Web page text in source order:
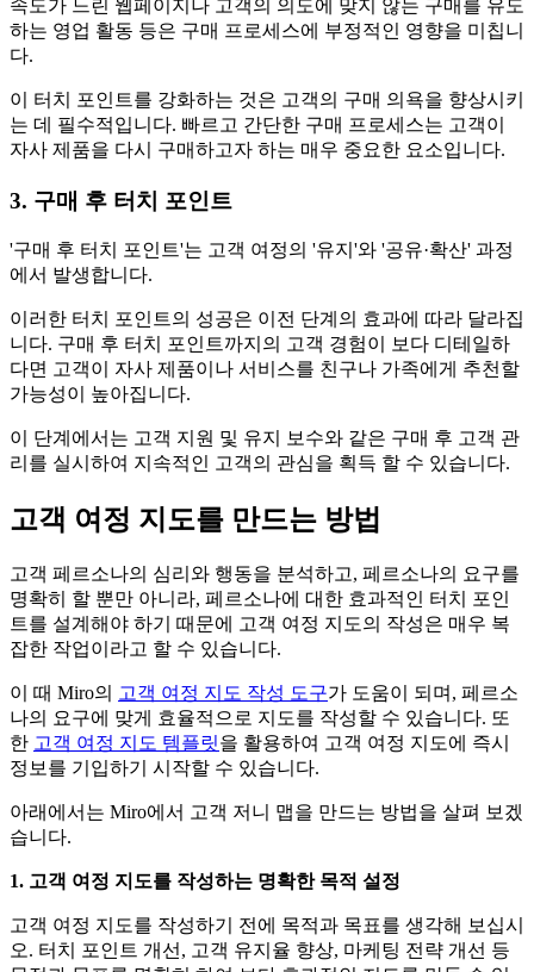
속도가 느린 웹페이지나 고객의 의도에 맞지 않는 구매를 유도
하는 영업 활동 등은 구매 프로세스에 부정적인 영향을 미칩니
다.
이 터치 포인트를 강화하는 것은 고객의 구매 의욕을 향상시키
는 데 필수적입니다. 빠르고 간단한 구매 프로세스는 고객이
자사 제품을 다시 구매하고자 하는 매우 중요한 요소입니다.
3. 구매 후 터치 포인트
'구매 후 터치 포인트'는 고객 여정의 '유지'와 '공유·확산' 과정
에서 발생합니다.
이러한 터치 포인트의 성공은 이전 단계의 효과에 따라 달라집
니다. 구매 후 터치 포인트까지의 고객 경험이 보다 디테일하
다면 고객이 자사 제품이나 서비스를 친구나 가족에게 추천할
가능성이 높아집니다.
이 단계에서는 고객 지원 및 유지 보수와 같은 구매 후 고객 관
리를 실시하여 지속적인 고객의 관심을 획득 할 수 있습니다.
고객 여정 지도를 만드는 방법
고객 페르소나의 심리와 행동을 분석하고, 페르소나의 요구를
명확히 할 뿐만 아니라, 페르소나에 대한 효과적인 터치 포인
트를 설계해야 하기 때문에 고객 여정 지도의 작성은 매우 복
잡한 작업이라고 할 수 있습니다.
이 때 Miro의 고객 여정 지도 작성 도구가 도움이 되며, 페르소
나의 요구에 맞게 효율적으로 지도를 작성할 수 있습니다. 또
한 고객 여정 지도 템플릿을 활용하여 고객 여정 지도에 즉시
정보를 기입하기 시작할 수 있습니다.
아래에서는 Miro에서 고객 저니 맵을 만드는 방법을 살펴 보겠
습니다.
1. 고객 여정 지도를 작성하는 명확한 목적 설정
고객 여정 지도를 작성하기 전에 목적과 목표를 생각해 보십시
오. 터치 포인트 개선, 고객 유지율 향상, 마케팅 전략 개선 등